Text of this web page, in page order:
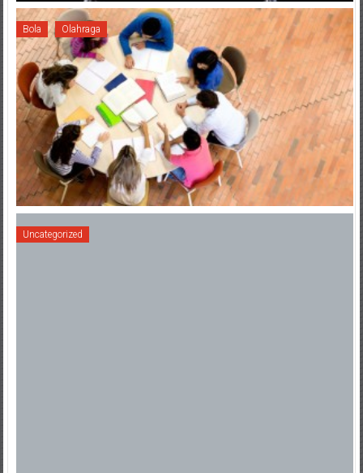
Bola Olahraga
Uncategorized